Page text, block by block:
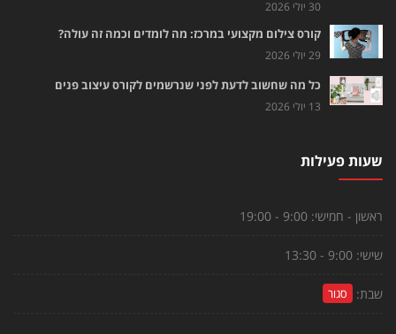
30 יולי 2026
קורס צילום מקצועי במרכז: מה לומדים וכמה זה עולה?
29 יולי 2026
כל מה שחשוב לדעת לפני שנרשמים לקורס עיצוב פנים
13 יולי 2026
שעות פעילות
ראשון - חמישי: 9:00 - 19:00
שישי: 9:00 - 13:30
שבת: סגור